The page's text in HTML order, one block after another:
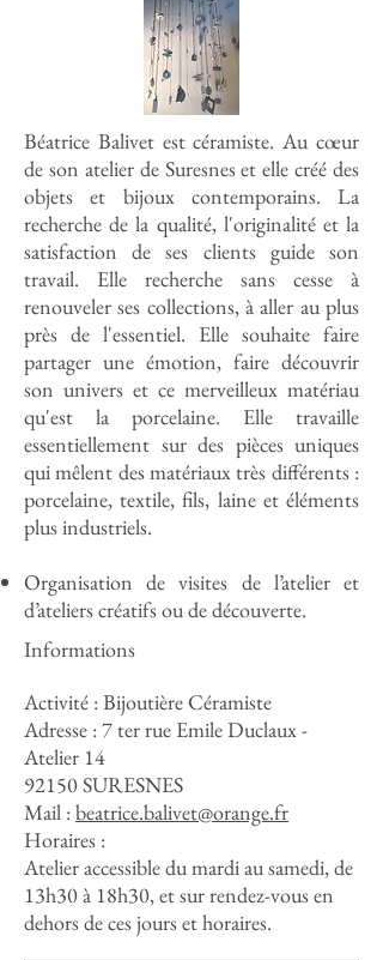
Béatrice Balivet est céramiste. Au cœur
de son atelier de Suresnes et elle créé des
objets et bijoux contemporains. La
recherche de la qualité, l'originalité et la
satisfaction de ses clients guide son
travail. Elle recherche sans cesse à
renouveler ses collections, à aller au plus
près de l'essentiel. Elle souhaite faire
partager une émotion, faire découvrir
son univers et ce merveilleux matériau
qu'est la porcelaine. Elle travaille
essentiellement sur des pièces uniques
qui mêlent des matériaux très différents :
porcelaine, textile, fils, laine et éléments
plus industriels.
Organisation de visites de l’atelier et
d’ateliers créatifs ou de découverte.
Informations
Activité : Bijoutière Céramiste
Adresse :7 ter rue Emile Duclaux -
Atelier 14
92150 SURESNES
Mail :beatrice.balivet@orange.fr
Horaires :
Atelier accessible du mardi au samedi, de
13h30 à 18h30, et sur rendez-vous en
dehors de ces jours et horaires.